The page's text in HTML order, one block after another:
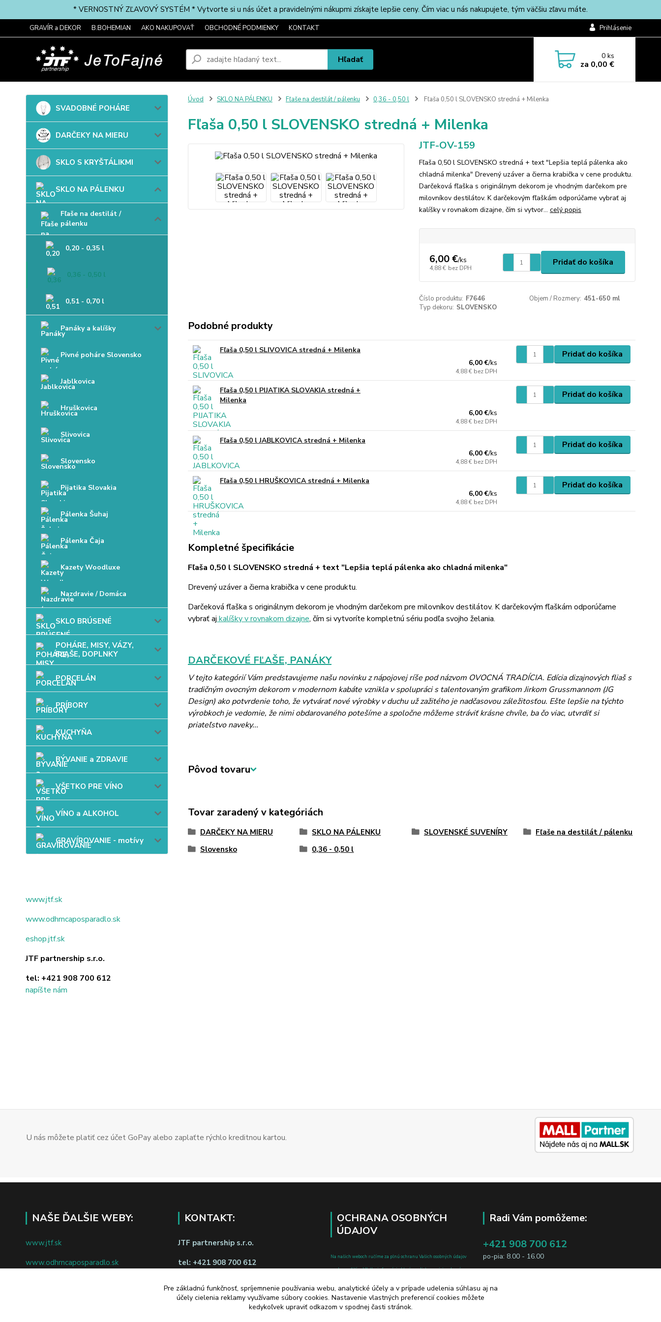
* VERNOSTNÝ ZĽAVOVÝ SYSTÉM * Vytvorte si u nás účet a pravidelnými nákupmi získajte lepšie ceny. Čím viac u nás nakupujete, tým väčšiu zľavu máte.
GRAVÍR a DEKOR B.BOHEMIAN AKO NAKUPOVAŤ OBCHODNÉ PODMIENKY KONTAKT Prihlásenie
Hľadať 0ks
za 0,00 €
SVADOBNÉ POHÁRE
DARČEKY NA MIERU
SKLO S KRYŠTÁLIKMI
SKLO NA PÁLENKU
Fľaše na destilát /
pálenku
0,20 - 0,35 l
0,36 - 0,50 l
0,51 - 0,70 l
Panáky a kalíšky
Pivné poháre Slovensko
Jablkovica
Hruškovica
Slivovica
Slovensko
Pijatika Slovakia
Pálenka Šuhaj
Pálenka Čaja
Kazety Woodluxe
Nazdravie / Domáca
SKLO BRÚSENÉ
POHÁRE, MISY, VÁZY,
FĽAŠE, DOPLNKY
PORCELÁN
PRÍBORY
KUCHYŇA
BÝVANIE a ZDRAVIE
VŠETKO PRE VÍNO
VÍNO a ALKOHOL
GRAVÍROVANIE - motívy
www.jtf.sk
www.odhrncaposparadlo.sk
eshop.jtf.sk
JTF partnership s.r.o.
tel: +421 908 700 612
napíšte nám
Úvod SKLO NA PÁLENKU Fľaše na destilát / pálenku 0,36 - 0,50 l Fľaša 0,50 l SLOVENSKO stredná + Milenka
Fľaša 0,50 l SLOVENSKO stredná + Milenka
JTF-OV-159
Fľaša 0,50 l SLOVENSKO stredná + text "Lepšia teplá pálenka ako
chladná milenka" Drevený uzáver a čierna krabička v cene produktu.
Darčeková fľaška s originálnym dekorom je vhodným darčekom pre
milovníkov destilátov. K darčekovým fľaškám odporúčame vybrať aj
kalíšky v rovnakom dizajne, čím si vytvor... celý popis
6,00 €/ks
4,88 € bez DPH
Pridať do košíka
Číslo produktu: F7646 Objem / Rozmery: 451-650 ml
Typ dekoru: SLOVENSKO
Podobné produkty
Fľaša 0,50 l SLIVOVICA stredná + Milenka
6,00 €/ks
4,88 € bez DPH
Pridať do košíka
Fľaša 0,50 l PIJATIKA SLOVAKIA stredná +
Milenka
6,00 €/ks
4,88 € bez DPH
Pridať do košíka
Fľaša 0,50 l JABLKOVICA stredná + Milenka
6,00 €/ks
4,88 € bez DPH
Pridať do košíka
Fľaša 0,50 l HRUŠKOVICA stredná + Milenka
6,00 €/ks
4,88 € bez DPH
Pridať do košíka
Kompletné špecifikácie
Fľaša 0,50 l SLOVENSKO stredná + text "Lepšia teplá pálenka ako chladná milenka"
Drevený uzáver a čierna krabička v cene produktu.
Darčeková fľaška s originálnym dekorom je vhodným darčekom pre milovníkov destilátov. K darčekovým fľaškám odporúčame
vybrať aj kalíšky v rovnakom dizajne, čím si vytvoríte kompletnú sériu podľa svojho želania.
DARČEKOVÉ FĽAŠE, PANÁKY
V tejto kategórií Vám predstavujeme našu novinku z nápojovej ríše pod názvom OVOCNÁ TRADÍCIA. Edícia dizajnových fliaš s
tradičným ovocným dekorom v modernom kabáte vznikla v spolupráci s talentovaným grafikom Jirkom Grussmannom (JG
Design) ako potvrdenie toho, že vytvárať nové výrobky v duchu už zažitého je nadčasovou záležitosťou. Ešte lepšie na týchto
výrobkoch je vedomie, že nimi obdarovaného potešíme a spoločne môžeme stráviť krásne chvíle, ba čo viac, utvrdiť si
priateľstvo naveky...
Pôvod tovaru
Tovar zaradený v kategóriách
DARČEKY NA MIERU SKLO NA PÁLENKU SLOVENSKÉ SUVENÍRY
Fľaše na destilát / pálenku
Slovensko
0,36 - 0,50 l
U nás môžete platiť cez účet GoPay alebo zaplaťte rýchlo kreditnou kartou.
NAŠE ĎALŠIE WEBY:
www.jtf.sk
www.odhrncaposparadlo.sk
KONTAKT:
JTF partnership s.r.o.
tel: +421 908 700 612
napíšte nám
Odstúpiť od zmluvy tu
OCHRANA OSOBNÝCH
ÚDAJOV
Na našich weboch ručíme za plnú ochranu Vašich osobných údajov
pred zneužitím. Všetky informácie, ktoré uvediete o svojej osobe, sú
a o zmene a doplnení niektorých zákonov.
Radi Vám pomôžeme:
+421 908 700 612
po-pia: 8.00 - 16.00
Pre základnú funkčnosť, spríjemnenie používania webu, analytické účely a v prípade udelenia súhlasu aj na
účely cielenia reklamy využívame súbory cookies. Nastavenie vlastných preferencií cookies môžete
kedykoľvek upraviť odkazom v spodnej časti stránok.